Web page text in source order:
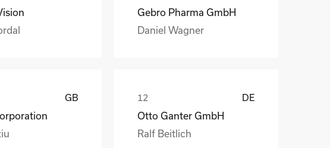
Gebro Pharma GmbH
Daniel Wagner
GB DE
Otto Ganter GmbH
Ralf Beitlich